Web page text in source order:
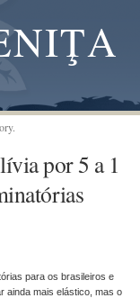
por 5 a 1
para os brasileiros e
ainda mais elástico, mas o